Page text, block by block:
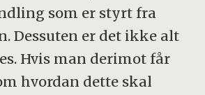
som er styrt fra
Dessuten er det ikke alt
Hvis man derimot får
hvordan dette skal